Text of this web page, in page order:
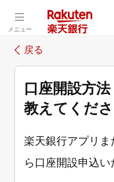
メニュー
戻る
口座開設方
教えてくだ
楽天銀行アプリ
ら口座開設申込い